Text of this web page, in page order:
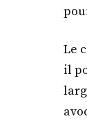
Le
il